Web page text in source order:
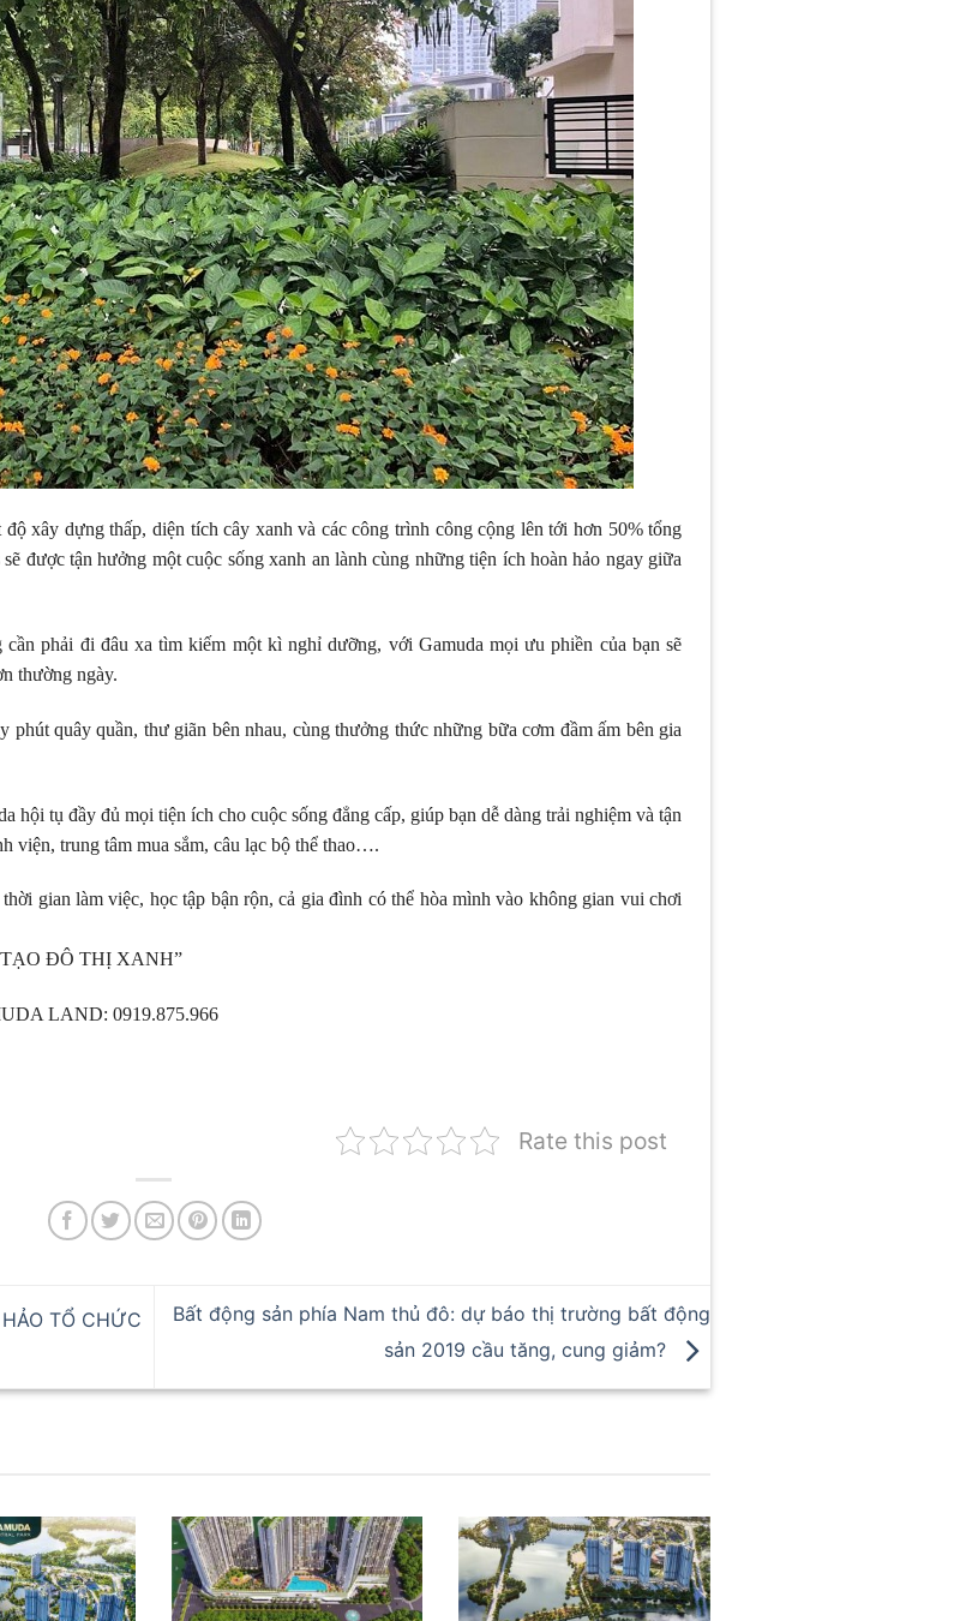
xây dựng thấp, diện tích cây xanh và các công trình công cộng lên tới hơn 50% tổng
được tận hưởng một cuộc sống xanh an lành cùng những tiện ích hoàn hảo ngay giữa
phải đi đâu xa tìm kiếm một kì nghỉ dưỡng, với Gamuda mọi ưu phiền của bạn sẽ
thường ngày.
quây quần, thư giãn bên nhau, cùng thưởng thức những bữa cơm đầm ấm bên gia
hội tụ đầy đủ mọi tiện ích cho cuộc sống đẳng cấp, giúp bạn dễ dàng trải nghiệm và tận
viện, trung tâm mua sắm, câu lạc bộ thể thao….
gian làm việc, học tập bận rộn, cả gia đình có thể hòa mình vào không gian vui chơi
ĐÔ THỊ XANH”
LAND: 0919.875.966
Rate this post
TỔ CHỨC
Bất động sản phía Nam thủ đô: dự báo thị trường bất động
sản 2019 cầu tăng, cung giảm?